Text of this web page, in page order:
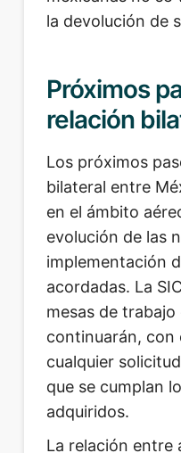
la devolución de
Próximos
relación
Los próximos
bilateral entre
en el ámbito
evolución de las
implementación
acordadas. La
mesas de trabajo
continuarán, con
cualquier
que se cumplan
adquiridos.
La relación entre